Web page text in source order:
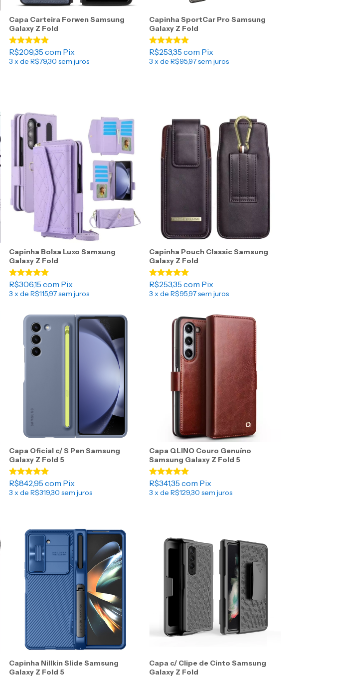
Capa Carteira Forwen Samsung
Galaxy Z Fold
R$209,35 com Pix
3 x de R$79,30 sem juros
Capinha SportCar Pro Samsung
Galaxy Z Fold
R$253,35 com Pix
3 x de R$95,97sem juros
Capinha Bolsa Luxo Samsung
Galaxy Z Fold
R$306,15 com Pix
3 x de R$115,97sem juros
Capinha Pouch Classic Samsung
Galaxy Z Fold
R$253,35 com Pix
3 x de R$95,97sem juros
Capa Oficial c/ S Pen Samsung
Galaxy Z Fold 5
R$842,95 com Pix
3 x de R$319,30 sem juros
Capa QLINO Couro Genuíno
Samsung Galaxy Z Fold 5
R$341,35 com Pix
3 x de R$129,30 sem juros
Capinha Nillkin Slide Samsung
Galaxy Z Fold 5
Capa c/ Clipe de Cinto Samsung
Galaxy Z Fold